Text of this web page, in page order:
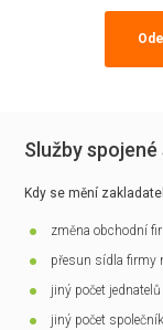
Služby
Kdy se mění
změna obchodní
přesun sídla firmy
jiný počet jednatelů
jiný počet